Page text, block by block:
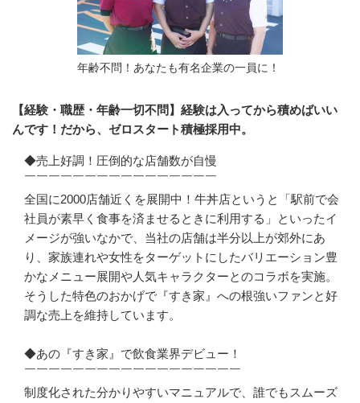
年齢不問！あなたも有名企業の一員に！
【経験・職歴・年齢一切不問】経験は入ってから積めばいい
んです！だから、ゼロスタート積極採用中。
◆売上好調！圧倒的な店舗数が自慢
￣￣￣￣￣￣￣￣￣￣￣￣￣￣￣￣
全国に2000店舗近くを展開中！牛丼店というと「駅前で会
社員が素早く食事を済ませるときに利用する」といったイ
メージが強いなかで、当社の店舗は半分以上が郊外にあ
り、家族連れや女性をターゲットにしたバリエーション豊
かなメニュー展開や人気キャラクターとのコラボを実施。
そうした特色のおかげで『すき家』への根強いファンと好
調な売上を維持しています。
◆あの『すき家』で飲食業界デビュー！
￣￣￣￣￣￣￣￣￣￣￣￣￣￣￣￣￣￣
制度化された分かりやすいマニュアルで、誰でもスムーズ